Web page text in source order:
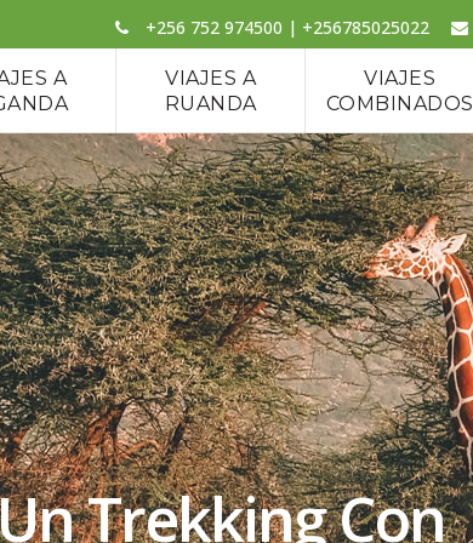
+256 752 974500 | +256785025022
A
VIAJES A
RUANDA
VIAJES
COMBINADOS
Trekking Con